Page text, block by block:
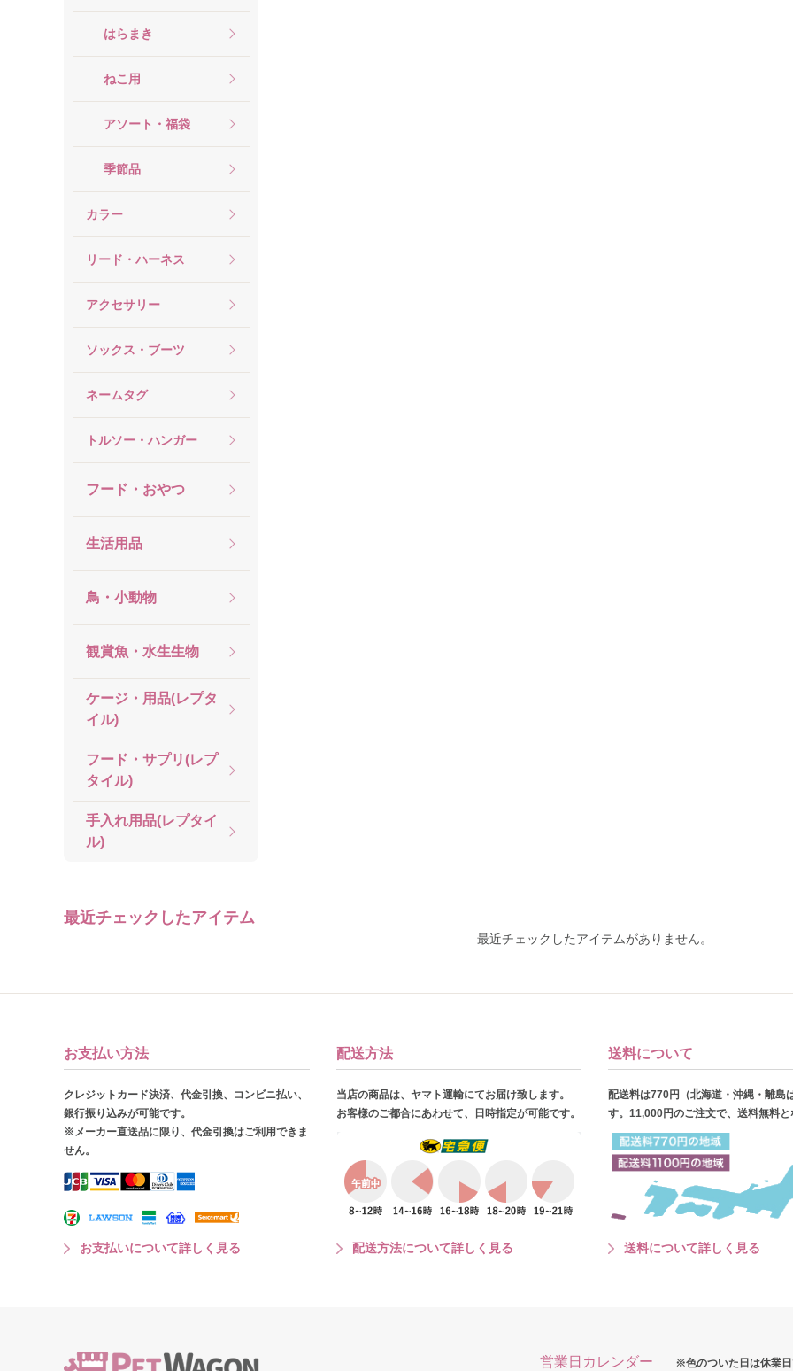
はらまき
ねこ用
アソート・福袋
季節品
カラー
リード・ハーネス
アクセサリー
ソックス・ブーツ
ネームタグ
トルソー・ハンガー
フード・おやつ
生活用品
鳥・小動物
観賞魚・水生生物
ケージ・用品(レプタ
イル)
フード・サプリ(レプ
タイル)
手入れ用品(レプタイ
ル)
最近チェックしたアイテム
最近チェックしたアイテムがありません。
お支払い方法
クレジットカード決済、代金引換、コンビニ払い、
銀行振り込みが可能です。
※メーカー直送品に限り、代金引換はご利用できま
せん。
お支払いについて詳しく見る
配送方法
当店の商品は、ヤマト運輸にてお届け致します。
お客様のご都合にあわせて、日時指定が可能です。
配送方法について詳しく見る
送料について
配送料は770円（北海道・沖縄・離島
す。11,000円のご注文で、送料無料と
送料について詳しく見る
営業日カレンダー ※色のついた日は休業日